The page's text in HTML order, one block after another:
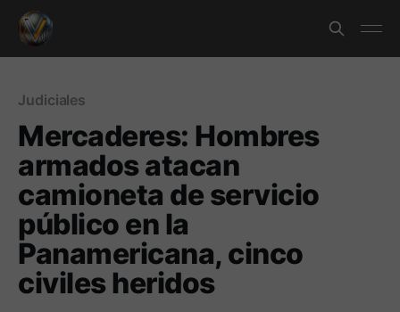
Judiciales
Mercaderes: Hombres
armados atacan
camioneta de servicio
público en la
Panamericana, cinco
civiles heridos